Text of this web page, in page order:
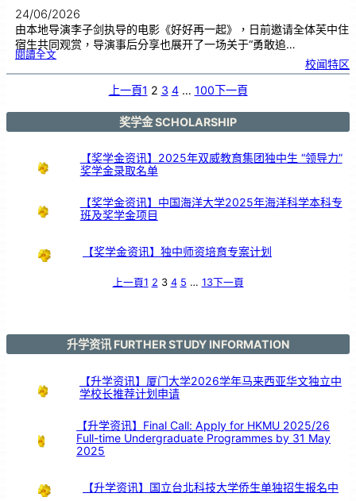
24/06/2026
由本地导演李子剑执导的电影《好好再一起》，日前邀请全体芙中住
宿生共同观赏，导演事后分享也展开了一场关于“勇敢追…
閱讀全文:工
跨
，
好
校闻特区
上一頁1 2 3 4 … 100下一頁
奖学金 SCHOLARSHIP
【奖学金资讯】2025年双威教育集团独中生 “领导力”
奖学金录取名单
【奖学金资讯】中国海洋大学2025年海洋科学本科专
班及奖学金项目
【奖学金资讯】独中师资培育专案计划
上一頁1 2 3 4 5 … 13下一頁
升学资讯 FURTHER STUDY INFORMATION
【升学资讯】厦门大学2026学年马来西亚华文独立中
学校长推荐计划申请
【升学资讯】Final Call: Apply for HKMU 2025/26
Full-time Undergraduate Programmes by 31 May
2025
【升学资讯】国立台北科技大学侨生单独招生报名中